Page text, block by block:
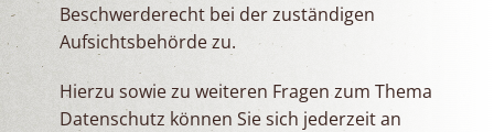
Beschwerderecht bei der zuständigen
Aufsichtsbehörde zu.
Hierzu sowie zu weiteren Fragen zum Thema
Datenschutz können Sie sich jederzeit an